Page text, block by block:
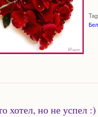
хотел, но не успел